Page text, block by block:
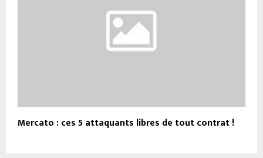
Mercato : ces 5 attaquants libres de tout contrat !